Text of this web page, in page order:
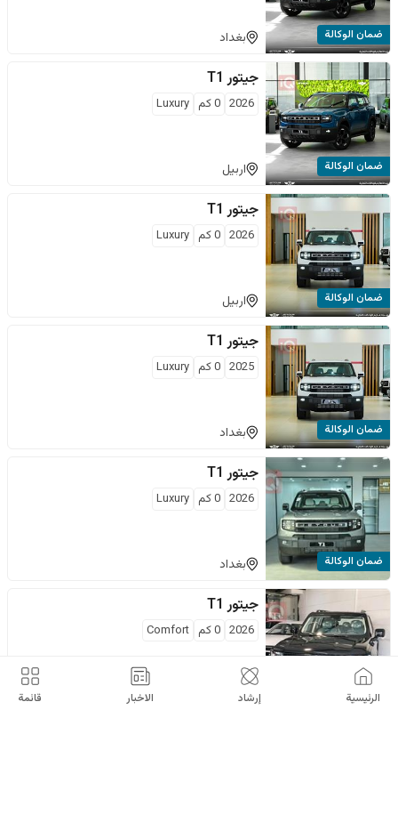
الرئيسية إرشاد الاخبار قائمة
ضمان الوكالة بغداد
ضمان الوكالة
جيتور T1
2026
0كم Luxury
اربيل
ضمان الوكالة
جيتور T1
2026
0كم Luxury
اربيل
ضمان الوكالة
جيتور T1
2025
0كم Luxury
بغداد
ضمان الوكالة
جيتور T1
2026
0كم Luxury
بغداد
جيتور T1
2026
0كم Comfort
السليمانية $24,000